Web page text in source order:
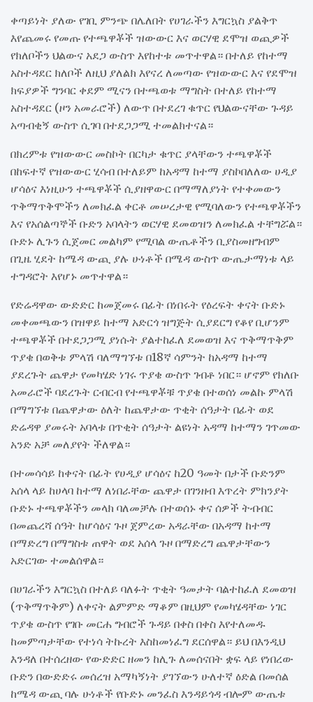
ቀጣይነት ያለው የገቢ ምንጭ በሌለበት የሀገራችን እግርኳስ ያልቅጥ
እየጨመሩ የመጡ የተጫዋቾች ዝውውር እና ወርሃዊ ደሞዝ ወጪዎች
የክለቦችን ህልውና አደጋ ውስጥ እየከተቱ መጥተዋል። በተለይ የከተማ
አስተዳደር ክለቦች ለዚህ ያለልክ እየናረ ለመጣው የዝውውር እና የደሞዝ
ክፍያዎች ግንባር ቀደም ሚናን በተጫወቱ ማግስት በተለይ የከተማ
አስተዳደር (ዞን አመራሮች) ለውጥ በተደረገ ቁጥር የህልውናቸው ጉዳይ
አጣብቂኝ ውስጥ ሲገባ በተደጋጋሚ ተመልክተናል።
በክረምቱ የዝውውር መስኮት በርካታ ቁጥር ያላቸውን ተጫዋቾች
በከፍተኛ የዝውውር ሂሳብ በተለይም ከአዳማ ከተማ ያስኮበለለው ሀዲያ
ሆሳዕና እነዚሁን ተጫዋቾች ሲያዘዋውር በማማለያነት የተቀመውን
ጥቅማጥቅሞችን ለመክፈል ቀርቶ መሠረታዊ የሚባለውን የተጫዋቾችን
እና የአሰልጣኞች ቡድን አባላትን ወርሃዊ ደመወዝን ለመክፈል ተቸግሯል።
ቡድኑ ሊጉን ሲጀመር መልካም የሚባል ውጤቶችን ቢያስመዘግብም
በጊዜ ሂደት ከሜዳ ውጪ ያሉ ሁነቶች በሜዳ ውስጥ ውጤታማነቱ ላይ
ተግዳሮት እየሆኑ መጥተዋል።
የድሬዳዋው ውድድር ከመጀመሩ በፊት በነበሩት የዕረፍት ቀናት ቡድኑ
መቀመጫውን በዝዋይ ከተማ አድርጎ ዝግጅት ሲያደርግ የቆየ ቢሆንም
ተጫዋቾች በተደጋጋሚ ያነሱት ያልተከፈለ ደመወዝ እና ጥቅማጥቅም
ጥያቄ በወቅቱ ምላሽ ባለማግኘቱ በ18ኛ ሳምንት ከአዳማ ከተማ
ያደረጉት ጨዋታ የመካሄድ ነገሩ ጥያቄ ውስጥ ገብቶ ነበር። ሆኖም የክለቡ
አመራሮች ባደረጉት ርብርብ የተጫዋቾቹ ጥያቄ በተወሰነ መልኩ ምላሽ
በማግኘቱ በጨዋታው ዕለት ከጨዋታው ጥቂት ሰዓታት በፊት ወደ
ድሬዳዋ ያመሩት አባላቱ በጥቂት ሰዓታት ልዩነት አዳማ ከተማን ገጥመው
አንድ አቻ መለያየት ችለዋል።
በተመሳሳይ ከቀናት በፊት የሀዲያ ሆሳዕና ከ20 ዓመት በታች ቡድንም
አሰላ ላይ ከሀላባ ከተማ ለነበራቸው ጨዋታ በገንዘብ እጥረት ምክንያት
ቡድኑ ተጫዋቾችን መላክ ባለመቻሉ በተወሰኑ ቀና ሰዎች ትብብር
በመጨረሻ ሰዓት ከሆሳዕና ጉዞ ጀምረው አዳራቸው በአዳማ ከተማ
በማድረግ በማግስቱ ጠዋት ወደ አሰላ ጉዞ በማድረግ ጨዋታቸውን
አድርገው ተመልሰዋል።
በሀገራችን እግርኳስ በተለይ ባለፉት ጥቂት ዓመታት ባልተከፈለ ደመወዝ
(ጥቅማጥቅም) ለቀናት ልምምድ ማቆም በዚህም የመካሄዳቸው ነገር
ጥያቄ ውስጥ የገቡ መርሐ ግብሮች ጉዳይ በቀስ በቀስ እየተለመዱ
ከመምጣታቸው የተነሳ ትኩረት እስከመነፈግ ደርሰዋል። ይህ በእንዲህ
እንዳለ በተሰረዘው የውድድር ዘመን ከሊጉ ለመሰናበት ቋፍ ላይ የነበረው
ቡድን በውድድሩ መሰረዝ አማካኝነት ያገኘውን ሁለተኛ ዕድል በመሰል
ከሜዳ ውጪ ባሉ ሁነቶች የቡድኑ መንፈስ እንዳይጎዳ ብሎም ውጤቱ